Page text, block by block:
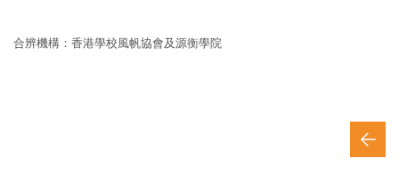
合辨機構：香港學校風帆協會及源衡學院